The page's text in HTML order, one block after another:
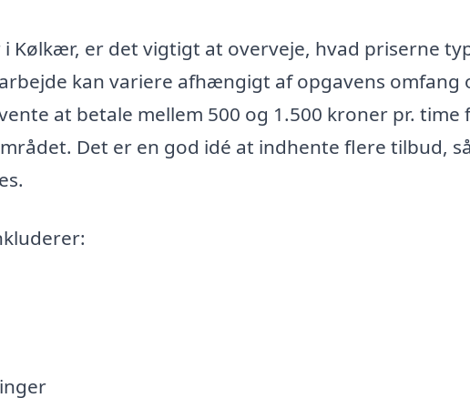
Kølkær, er det vigtigt at overveje, hvad priserne
kan variere afhængigt af opgavens omfang
at betale mellem 500 og 1.500 kroner pr. time
Det er en god idé at indhente flere tilbud,